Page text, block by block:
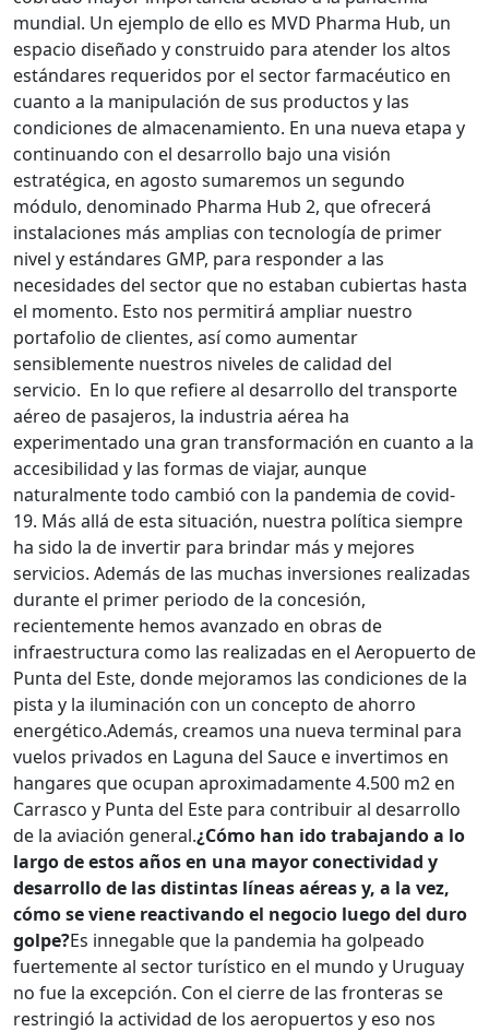
mundial. Un ejemplo de ello es MVD Pharma Hub, un
espacio diseñado y construido para atender los altos
estándares requeridos por el sector farmacéutico en
cuanto a la manipulación de sus productos y las
condiciones de almacenamiento. En una nueva etapa y
continuando con el desarrollo bajo una visión
estratégica, en agosto sumaremos un segundo
módulo, denominado Pharma Hub 2, que ofrecerá
instalaciones más amplias con tecnología de primer
nivel y estándares GMP, para responder a las
necesidades del sector que no estaban cubiertas hasta
el momento. Esto nos permitirá ampliar nuestro
portafolio de clientes, así como aumentar
sensiblemente nuestros niveles de calidad del
servicio. En lo que refiere al desarrollo del transporte
aéreo de pasajeros, la industria aérea ha
experimentado una gran transformación en cuanto a la
accesibilidad y las formas de viajar, aunque
naturalmente todo cambió con la pandemia de covid-
19. Más allá de esta situación, nuestra política siempre
ha sido la de invertir para brindar más y mejores
servicios. Además de las muchas inversiones realizadas
durante el primer periodo de la concesión,
recientemente hemos avanzado en obras de
infraestructura como las realizadas en el Aeropuerto de
Punta del Este, donde mejoramos las condiciones de la
pista y la iluminación con un concepto de ahorro
energético.Además, creamos una nueva terminal para
vuelos privados en Laguna del Sauce e invertimos en
hangares que ocupan aproximadamente 4.500 m2 en
Carrasco y Punta del Este para contribuir al desarrollo
de la aviación general.¿Cómo han ido trabajando a lo
largo de estos años en una mayor conectividad y
desarrollo de las distintas líneas aéreas y, a la vez,
cómo se viene reactivando el negocio luego del duro
golpe?Es innegable que la pandemia ha golpeado
fuertemente al sector turístico en el mundo y Uruguay
no fue la excepción. Con el cierre de las fronteras se
restringió la actividad de los aeropuertos y eso nos